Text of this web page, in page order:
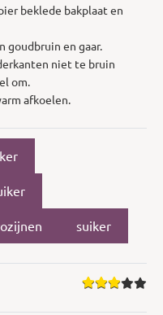
beklede bakplaat en
goudbruin en gaar.
niet te bruin
om.
afkoelen.
suiker